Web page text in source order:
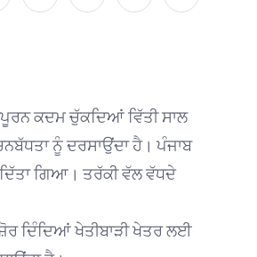
ਕਦਮ ਚੁੱਕਦਿਆਂ ਵਿੱਤੀ ਸਾਲ
ਨੂੰ ਦਰਸਾਉਂਦਾ ਹੈ। ਪੰਜਾਬ
ਦਿੱਤਾ ਗਿਆ। ਤਰੱਕੀ ਵੱਲ ਵੱਧਦੇ
ਦਿੰਦਿਆਂ ਖੇਤੀਬਾੜੀ ਖੇਤਰ ਲਈ